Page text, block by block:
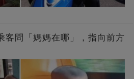
客問「媽媽在哪」，指向前方